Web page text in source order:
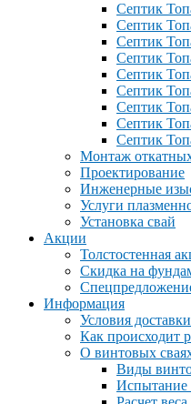
Септик
Септик
Септик
Септик
Септик
Септик
Септик
Септик
Септик
Монтаж
Проектирование
Инженерные
Услуги
Установка свай
Акции
Толстостенная
Скидка на
Информация
Условия
Как происходит
О винтовых
Виды
Испытание